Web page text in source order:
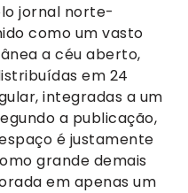
jornal norte-
como um vasto
a céu aberto,
em 24
integradas a um
a publicação,
é justamente
grande demais
em apenas um